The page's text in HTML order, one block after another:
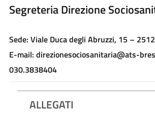
Segreteria Direzione
Sede: Viale Duca degli Abruzzi, 15 –
E-mail: direzionesociosanitaria@ats-
030.3838404
ALLEGATI